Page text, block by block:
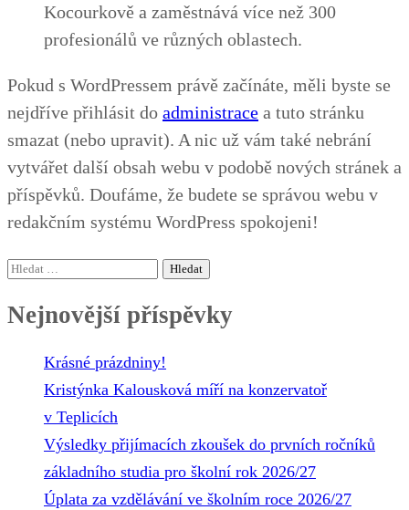
Kocourkově a zaměstnává více než 300
profesionálů ve různých oblastech.
Pokud s WordPressem právě začínáte, měli byste se
nejdříve přihlásit do administrace a tuto stránku
smazat (nebo upravit). A nic už vám také nebrání
vytvářet další obsah webu v podobě nových stránek a
příspěvků. Doufáme, že budete se správou webu v
redakčním systému WordPress spokojeni!
Vyhledávání
Nejnovější příspěvky
Krásné prázdniny!
Kristýnka Kalousková míří na konzervatoř
v Teplicích
Výsledky přijímacích zkoušek do prvních ročníků
základního studia pro školní rok 2026/27
Úplata za vzdělávání ve školním roce 2026/27